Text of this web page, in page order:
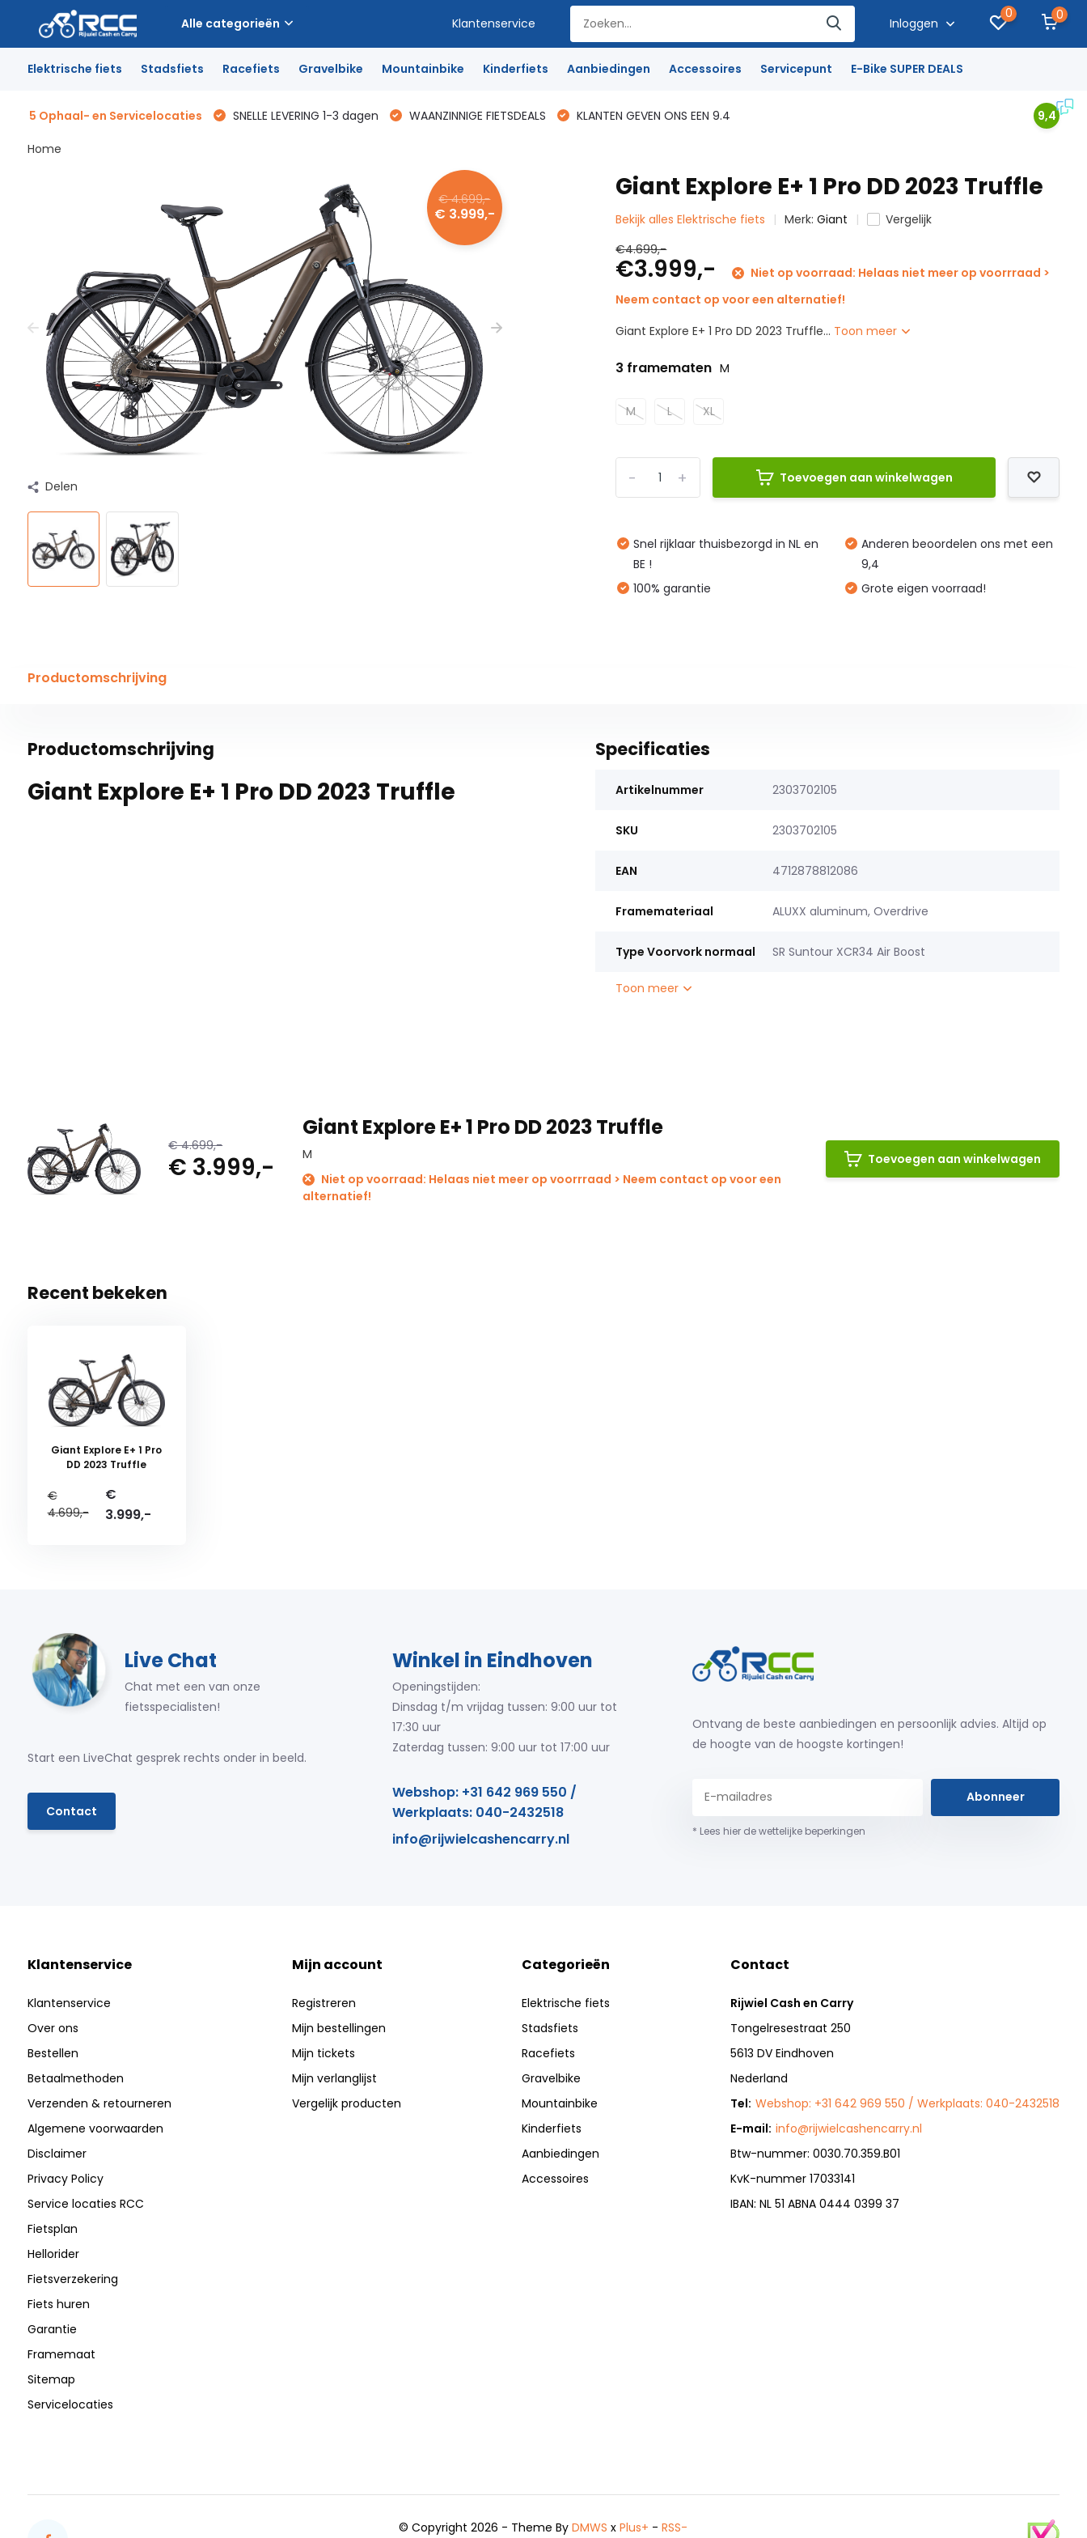
Alle categorieën Klantenservice Inloggen
0 0
Elektrische fiets Stadsfiets Racefiets Gravelbike Mountainbike Kinderfiets Aanbiedingen Accessoires Servicepunt E-Bike SUPER DEALS
5 Ophaal- en Servicelocaties SNELLE LEVERING 1-3 dagen WAANZINNIGE FIETSDEALS KLANTEN GEVEN ONS EEN 9.4 9,4
Home
€ 4.699,-
€ 3.999,-
Delen
Giant Explore E+ 1 Pro DD 2023 Truffle
Bekijk alles Elektrische fiets Merk:Giant
Vergelijk
€4.699,-
€3.999,-
Niet op voorraad: Helaas niet meer op voorrraad >
Neem contact op voor een alternatief!
Giant Explore E+ 1 Pro DD 2023 Truffle... Toon meer
3 framematen M
M L XL
+
- Toevoegen aan winkelwagen
Snel rijklaar thuisbezorgd in NL en
BE !
100% garantie
Anderen beoordelen ons met een
9,4
Grote eigen voorraad!
Productomschrijving
Productomschrijving
Giant Explore E+ 1 Pro DD 2023 Truffle
Specificaties
Artikelnummer 2303702105
SKU 2303702105
EAN 4712878812086
Framemateriaal ALUXX aluminum, Overdrive
Type Voorvork normaal SR Suntour XCR34 Air Boost
Toon meer
€ 4.699,-
€ 3.999,-
Giant Explore E+ 1 Pro DD 2023 Truffle
M
Niet op voorraad: Helaas niet meer op voorrraad > Neem contact op voor een
alternatief!
Toevoegen aan winkelwagen
Recent bekeken
Giant Explore E+ 1 Pro
DD 2023 Truffle
€
4.699,-
€
3.999,-
Live Chat
Chat met een van onze
fietsspecialisten!
Start een LiveChat gesprek rechts onder in beeld.
Contact
Winkel in Eindhoven
Openingstijden:
Dinsdag t/m vrijdag tussen: 9:00 uur tot
17:30 uur
Zaterdag tussen: 9:00 uur tot 17:00 uur
Webshop: +31 642 969 550 /
Werkplaats: 040-2432518
info@rijwielcashencarry.nl
Ontvang de beste aanbiedingen en persoonlijk advies. Altijd op
de hoogte van de hoogste kortingen!
Abonneer
* Lees hier de wettelijke beperkingen
Klantenservice
Klantenservice
Over ons
Bestellen
Betaalmethoden
Verzenden & retourneren
Algemene voorwaarden
Disclaimer
Privacy Policy
Service locaties RCC
Fietsplan
Hellorider
Fietsverzekering
Fiets huren
Garantie
Framemaat
Sitemap
Servicelocaties
Mijn account
Registreren
Mijn bestellingen
Mijn tickets
Mijn verlanglijst
Vergelijk producten
Categorieën
Elektrische fiets
Stadsfiets
Racefiets
Gravelbike
Mountainbike
Kinderfiets
Aanbiedingen
Accessoires
Contact
Rijwiel Cash en Carry
Tongelresestraat 250
5613 DV Eindhoven
Nederland
Tel: Webshop: +31 642 969 550 / Werkplaats: 040-2432518
E-mail: info@rijwielcashencarry.nl
Btw-nummer: 0030.70.359.B01
KvK-nummer 17033141
IBAN: NL 51 ABNA 0444 0399 37
© Copyright 2026 - Theme ByDMWS xPlus+ -RSS-